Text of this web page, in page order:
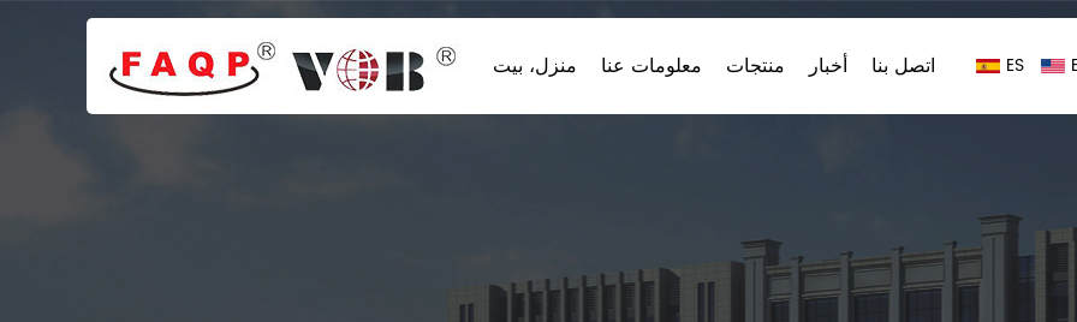
منزل، بيت معلومات عنا منتجات أخبار اتصل بنا ES